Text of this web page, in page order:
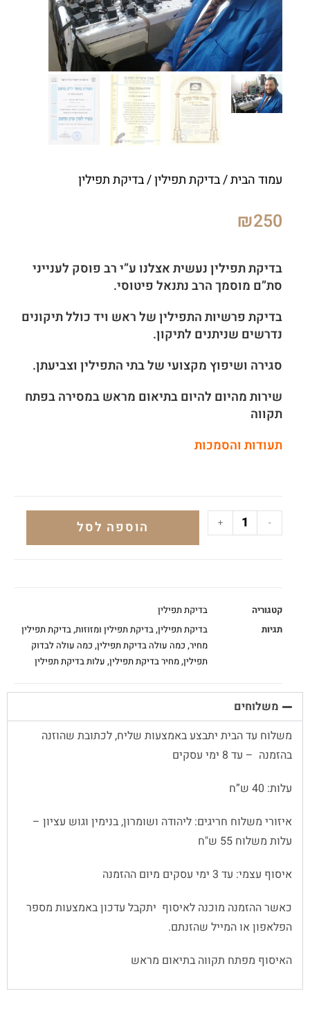
עמוד הבית/בדיקת תפילין/ בדיקת תפילין
₪250
בדיקת תפילין נעשית אצלנו ע”י רב פוסק לענייני
סת”ם מוסמך הרב נתנאל פיטוסי.
בדיקת פרשיות התפילין של ראש ויד כולל תיקונים
נדרשים שניתנים לתיקון.
סגירה ושיפוץ מקצועי של בתי התפילין וצביעתן.
שירות מהיום להיום בתיאום מראש במסירה בפתח
תקווה
תעודות והסמכות
-
+ הוספה לסל
קטגוריה
בדיקת תפילין
תגיות
בדיקת תפילין,בדיקת תפילין ומזוזות,בדיקת תפילין
מחיר, כמה עולה בדיקת תפילין, כמה עולה לבדוק
תפילין,מחיר בדיקת תפילין, עלות בדיקת תפילין
משלוחים
משלוח עד הבית יתבצע באמצעות שליח, לכתובת שהוזנה
בהזמנה – עד 8 ימי עסקים
עלות: 40 ש”ח
איזורי משלוח חריגים: ליהודה ושומרון, בנימין וגוש עציון –
עלות משלוח 55 ש"ח
איסוף עצמי: עד 3 ימי עסקים מיום ההזמנה
כאשר ההזמנה מוכנה לאיסוף יתקבל עדכון באמצעות מספר
הפלאפון או המייל שהזנתם.
האיסוף מפתח תקווה בתיאום מראש